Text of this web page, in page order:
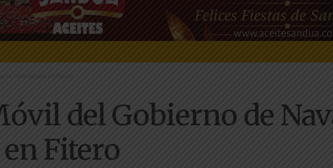
hace parada en Fitero
del Gobierno de
Fitero